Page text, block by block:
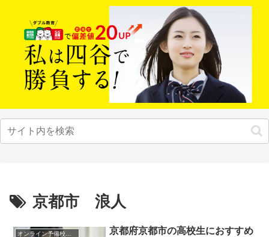
京都市 浪人
京都府京都市の高校生におすすめ